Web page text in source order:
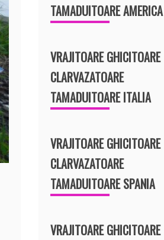
TAMADUITOARE AMERICA
VRAJITOARE GHICITOARE
CLARVAZATOARE
TAMADUITOARE ITALIA
VRAJITOARE GHICITOARE
CLARVAZATOARE
TAMADUITOARE SPANIA
VRAJITOARE GHICITOARE